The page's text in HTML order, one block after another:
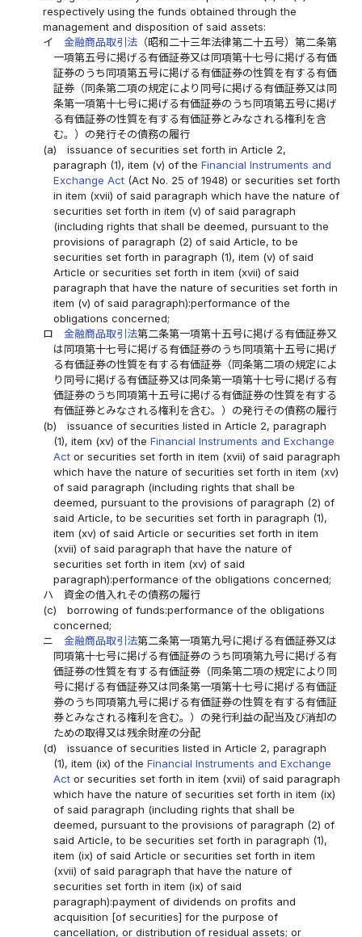
respectively using the funds obtained through the
management and disposition of said assets:
イ
金融商品取引法（昭和二十三年法律第二十五号）第二条第
一項第五号に掲げる有価証券又は同項第十七号に掲げる有価
証券のうち同項第五号に掲げる有価証券の性質を有する有価
証券（同条第二項の規定により同号に掲げる有価証券又は同
条第一項第十七号に掲げる有価証券のうち同項第五号に掲げ
る有価証券の性質を有する有価証券とみなされる権利を含
む。）の発行その債務の履行
(a)
issuance of securities set forth in Article 2,
paragraph (1), item (v) of the Financial Instruments and
Exchange Act(Act No. 25 of 1948) or securities set forth
in item (xvii) of said paragraph which have the nature of
securities set forth in item (v) of said paragraph
(including rights that shall be deemed, pursuant to the
provisions of paragraph (2) of said Article, to be
securities set forth in paragraph (1), item (v) of said
Article or securities set forth in item (xvii) of said
paragraph that have the nature of securities set forth in
item (v) of said paragraph):performance of the
obligations concerned;
ロ
金融商品取引法第二条第一項第十五号に掲げる有価証券又
は同項第十七号に掲げる有価証券のうち同項第十五号に掲げ
る有価証券の性質を有する有価証券（同条第二項の規定によ
り同号に掲げる有価証券又は同条第一項第十七号に掲げる有
価証券のうち同項第十五号に掲げる有価証券の性質を有する
有価証券とみなされる権利を含む。）の発行その債務の履行
(b)
issuance of securities listed in Article 2, paragraph
(1), item (xv) of the Financial Instruments and Exchange
Actor securities set forth in item (xvii) of said paragraph
which have the nature of securities set forth in item (xv)
of said paragraph (including rights that shall be
deemed, pursuant to the provisions of paragraph (2) of
said Article, to be securities set forth in paragraph (1),
item (xv) of said Article or securities set forth in item
(xvii) of said paragraph that have the nature of
securities set forth in item (xv) of said
paragraph):performance of the obligations concerned;
ハ
資金の借入れその債務の履行
(c)
borrowing of funds:performance of the obligations
concerned;
ニ
金融商品取引法第二条第一項第九号に掲げる有価証券又は
同項第十七号に掲げる有価証券のうち同項第九号に掲げる有
価証券の性質を有する有価証券（同条第二項の規定により同
号に掲げる有価証券又は同条第一項第十七号に掲げる有価証
券のうち同項第九号に掲げる有価証券の性質を有する有価証
券とみなされる権利を含む。）の発行利益の配当及び消却の
ための取得又は残余財産の分配
(d)
issuance of securities listed in Article 2, paragraph
(1), item (ix) of the Financial Instruments and Exchange
Actor securities set forth in item (xvii) of said paragraph
which have the nature of securities set forth in item (ix)
of said paragraph (including rights that shall be
deemed, pursuant to the provisions of paragraph (2) of
said Article, to be securities set forth in paragraph (1),
item (ix) of said Article or securities set forth in item
(xvii) of said paragraph that have the nature of
securities set forth in item (ix) of said
paragraph):payment of dividends on profits and
acquisition [of securities] for the purpose of
cancellation, or distribution of residual assets; or